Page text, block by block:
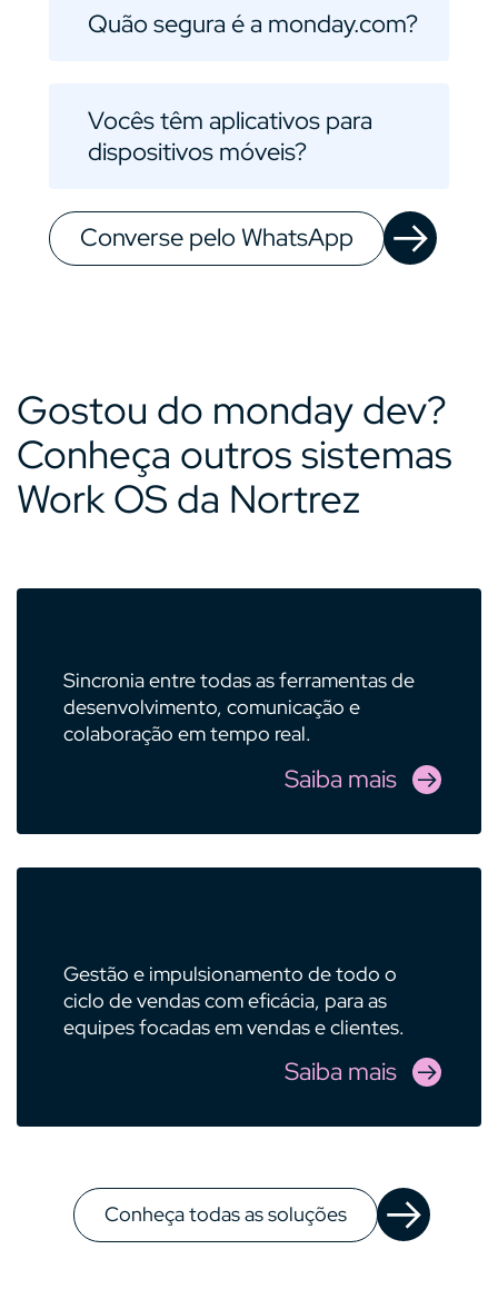
Quão segura é a monday.com?
Vocês têm aplicativos para
dispositivos móveis?
Converse pelo WhatsApp
Gostou do monday dev?
Conheça outros sistemas
Work OS da Nortrez
Sincronia entre todas as ferramentas de
desenvolvimento, comunicação e
colaboração em tempo real.
Saiba mais
Gestão e impulsionamento de todo o
ciclo de vendas com eficácia, para as
equipes focadas em vendas e clientes.
Saiba mais
Conheça todas as soluções